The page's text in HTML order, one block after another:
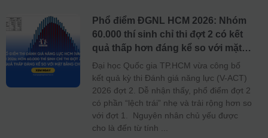
Phổ điểm ĐGNL HCM 2026: Nhóm
60.000 thí sinh chỉ thi đợt 2 có kết
quả thấp hơn đáng kể so với mặt
bằng chung, cảnh báo cho 2K9 về
tầm quan trọng của việc xuất phát
sớm
Đại học Quốc gia TP.HCM vừa công bố
kết quả kỳ thi Đánh giá năng lực (V-ACT)
2026 đợt 2. Dễ nhận thấy, phổ điểm đợt 2
có phần “lệch trái” nhẹ và trải rộng hơn so
với đợt 1. Nguyên nhân chủ yếu được
cho là đến từ tính